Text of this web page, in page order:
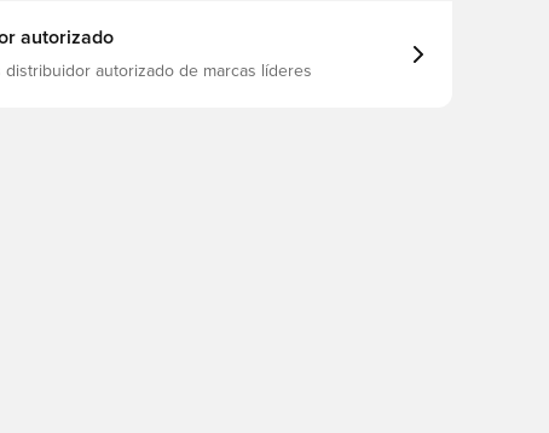
autorizado
distribuidor autorizado de marcas líderes